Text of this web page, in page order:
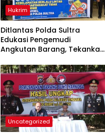
Hukrim
Ditlantas Polda Sultra
Edukasi Pengemudi
Angkutan Barang, Tekankan
Keselamatan Berlalu Lintas
Uncategorized